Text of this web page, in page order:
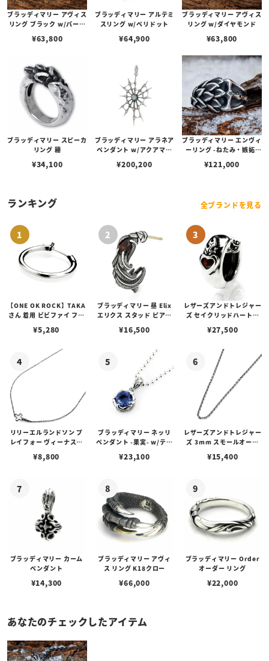
ブラッディマリー アヴィス
リング ブラック w/パープ
¥63,800
ブラッディマリー アルテミ
スリング w/ペリドット
¥64,900
ブラッディマリー アヴィス
リング w/ダイヤモンド
¥63,800
ブラッディマリー スピーカ
リング 穂
¥34,100
ブラッディマリー アラネア
ペンダント w/アクアマリ
ンド/ダイヤモンド
¥200,200
ブラッディマリー エンヴィ
ーリング -ねたみ・嫉妬-
ラックダイヤモンド
¥121,000
ランキング 全ブランドを見る
【ONE OK ROCK】TAKA
さん 着用 ビビファイ フー
¥5,280
ブラッディマリー 昼 Elix
エリクス スタッド ピアス
¥16,500
レザーズアンドトレジャー
ズ セイクリッドハートピ
¥27,500
リリーエルランドソン プ
レイフォー ヴィーナスチ
¥8,800
ブラッディマリー ネッリ
ペンダント -果実- w/ティ
¥23,100
レザーズアンドトレジャー
ズ 3mm スモールオーバ
ブスタークラスプ＆LTロ
¥15,400
ブラッディマリー カーム
ペンダント
¥14,300
ブラッディマリー アヴィ
ス リング K18クロー
¥66,000
ブラッディマリー Order
オーダー リング
¥22,000
あなたのチェックしたアイテム